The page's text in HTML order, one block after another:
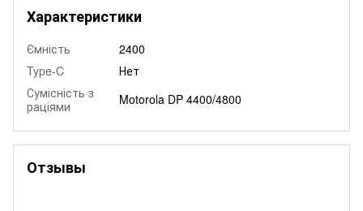
Характеристики
Ємність
2400
Type-C
Нет
Сумісність з
раціями
Motorola DP 4400/4800
Отзывы